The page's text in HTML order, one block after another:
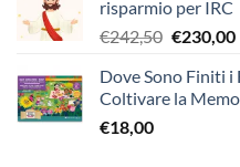
risparmio per IRC
€242,50 Il
originale
era:
€230,00Il
Dove Sono Finiti i
Coltivare la
€18,00